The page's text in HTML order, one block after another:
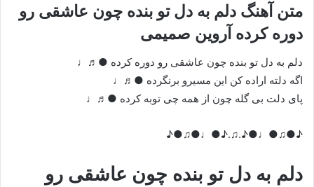
متن آهنگ دلم به دل تو بنده چون عاشقی رو
دوره کرده آروین صمیمی
دلم به دل تو بنده چون عاشقی رو دوره کرده ●♬♩
اگه دلته اراده کن این مسیرو برنگرده ●♬♩
پای دلت بی گله چون از همه چی توبه کرده ●♬♩
♪●♫●♩●♪.♫.♪●♩●♫●♪
دلم به دل تو بنده چون عاشقی رو